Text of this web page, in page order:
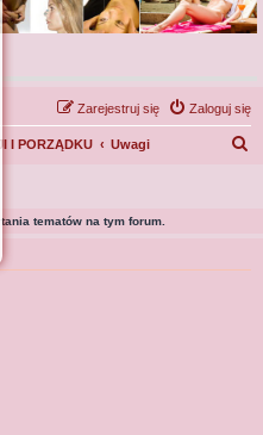
Zaloguj się
Zarejestruj się
I PORZĄDKU Uwagi
tematów na tym forum.